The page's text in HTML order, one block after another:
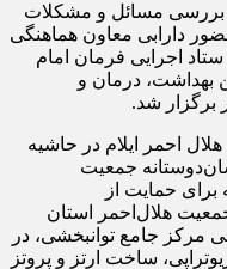
بررسی مسائل و مشکلات
دارابی معاون هماهنگی
ستاد اجرایی فرمان امام
بهداشت، درمان و
برگزار شد.
احمر ایلام در حاشیه
جمعیت
برای حمایت از
هلال‌احمر استان
مرکز جامع توانبخشی، در
ساخت ارتز و پروتز